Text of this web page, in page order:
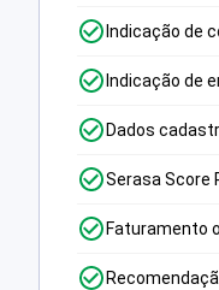
Indicação de
Indicação de
Dados
Serasa Score
Faturamento